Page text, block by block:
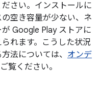
さい。インストールに
空き容量が少ない、ネ
Google Play ストアに
れます。こうした状況
法については、 オンデ
覧ください。